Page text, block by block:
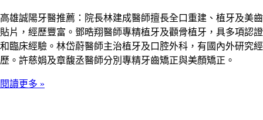
高雄誠陽牙醫推薦：院長林建成醫師擅長全口重建、植牙及美齒
貼片，經歷豐富。鄧晧翔醫師專精植牙及顴骨植牙，具多項認證
和臨床經驗。林岱蔚醫師主治植牙及口腔外科，有國內外研究經
歷。許慈娟及章馥丞醫師分別專精牙齒矯正與美顏矯正。
閱讀更多 »